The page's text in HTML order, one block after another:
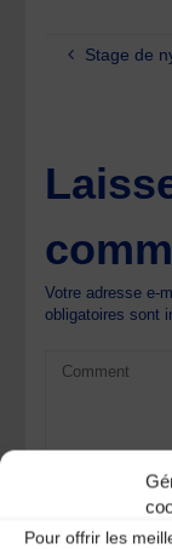
Pour offrir les
Stage de
Votre adresse e-
obligatoires sont